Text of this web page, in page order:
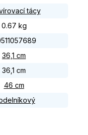
tácy
0.67 kg
36,1 cm
36,1 cm
46 cm